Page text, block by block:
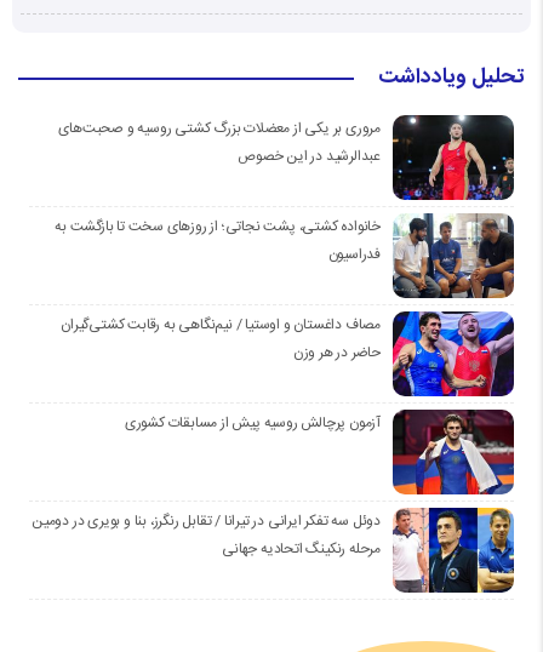
تحلیل ویادداشت
مروری بر یکی از معضلات بزرگ کشتی روسیه و صحبت‌های
عبدالرشید در این خصوص
خانواده کشتی، پشت نجاتی؛ از روزهای سخت تا بازگشت به
فدراسیون
مصاف داغستان و اوستیا / نیم‌نگاهی به رقابت کشتی‌گیران
حاضر در هر وزن
آزمون پرچالش روسیه پیش از مسابقات کشوری
دوئل سه تفکر ایرانی در تیرانا / تقابل رنگرز، بنا و بویری در دومین
مرحله رنکینگ اتحادیه جهانی